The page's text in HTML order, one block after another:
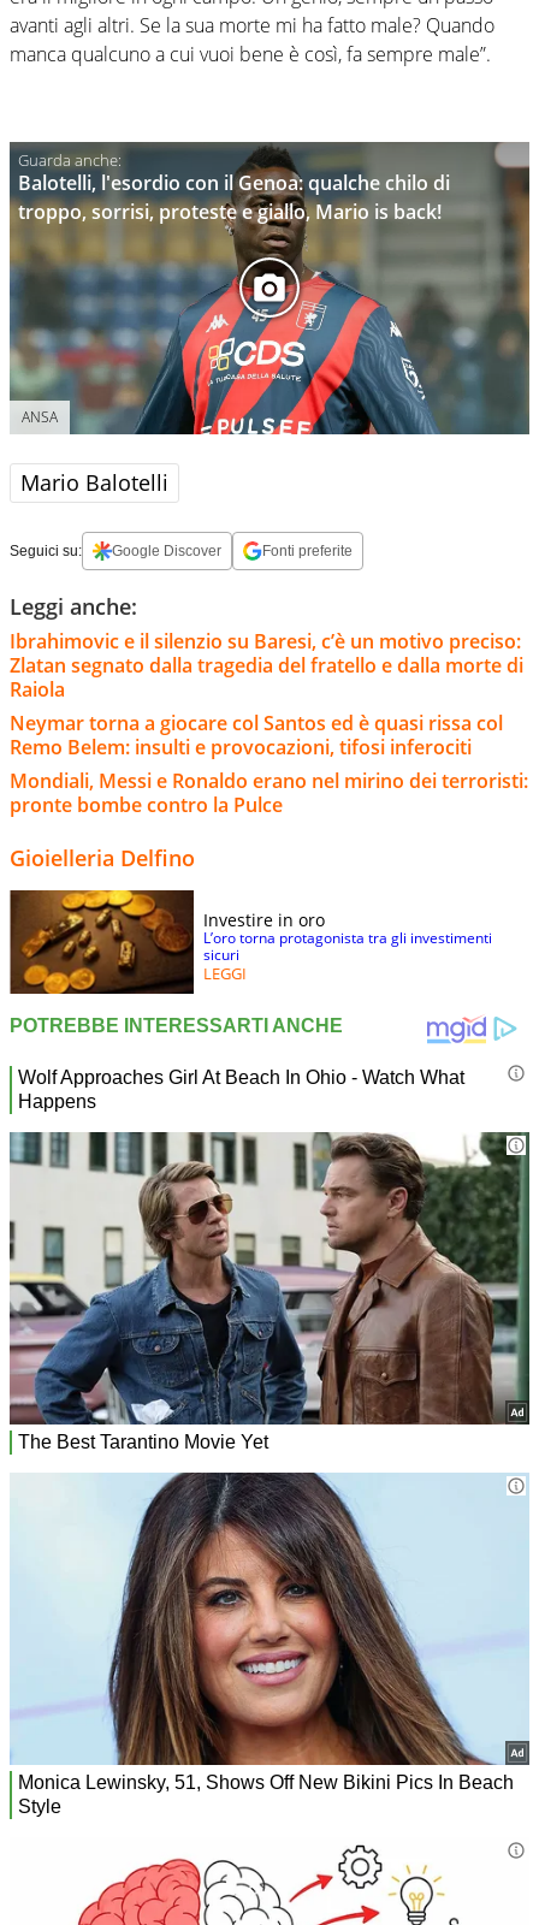
avanti agli altri. Se la sua morte mi ha fatto male? Quando
manca qualcuno a cui vuoi bene è così, fa sempre male”.
Balotelli, l'esordio con il Genoa: qualche chilo di
troppo, sorrisi, proteste e giallo, Mario is back!
ANSA
Mario Balotelli
Seguici su: Google Discover Fonti preferite
Leggi anche:
Ibrahimovic e il silenzio su Baresi, c’è un motivo preciso:
Zlatan segnato dalla tragedia del fratello e dalla morte di
Raiola
Neymar torna a giocare col Santos ed è quasi rissa col
Remo Belem: insulti e provocazioni, tifosi inferociti
Mondiali, Messi e Ronaldo erano nel mirino dei terroristi:
pronte bombe contro la Pulce
Gioielleria Delfino
Investire in oro
L’oro torna protagonista tra gli investimenti
sicuri
LEGGI